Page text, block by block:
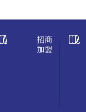
招商
加盟